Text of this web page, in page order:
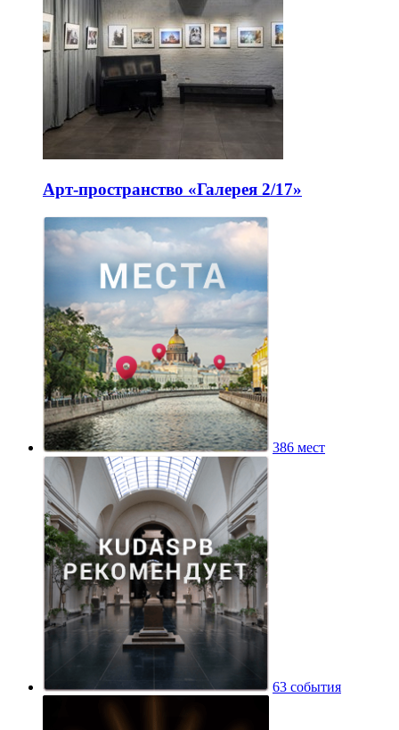
Арт-пространство «Галерея 2/17»
386 мест
63 события